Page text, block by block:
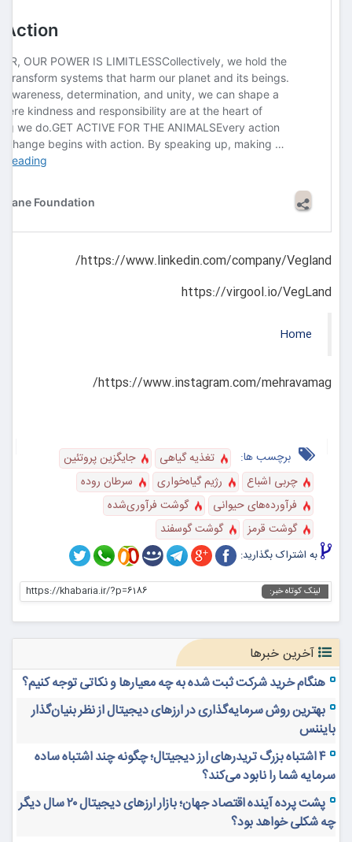
https://virgool.io/VegLand
Home
https://www.instagram.com/mehravamag/
تغذیه گیاهی
جایگزین پروتئین
چربی اشباع
رژیم گیاه‌خواری
فرآورده‌های حیوانی
گوشت فرآوری‌شده
گوشت قرمز
گوشت گوسفند
به اشتراک بگذارید:
لینک کوتاه خبر: https://khabaria.ir/?p=6186
آخرین خبرها